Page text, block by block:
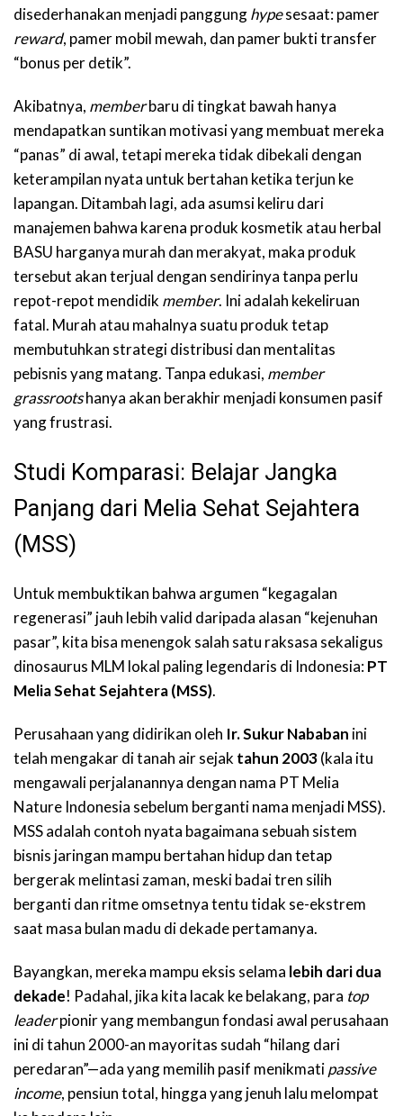
disederhanakan menjadi panggunghypesesaat: pamer
reward, pamer mobil mewah, dan pamer bukti transfer
“bonus per detik”.
Akibatnya, memberbaru di tingkat bawah hanya
mendapatkan suntikan motivasi yang membuat mereka
“panas” di awal, tetapi mereka tidak dibekali dengan
keterampilan nyata untuk bertahan ketika terjun ke
lapangan. Ditambah lagi, ada asumsi keliru dari
manajemen bahwa karena produk kosmetik atau herbal
BASU harganya murah dan merakyat, maka produk
tersebut akan terjual dengan sendirinya tanpa perlu
repot-repot mendidik member. Ini adalah kekeliruan
fatal. Murah atau mahalnya suatu produk tetap
membutuhkan strategi distribusi dan mentalitas
pebisnis yang matang. Tanpa edukasi, member
grassrootshanya akan berakhir menjadi konsumen pasif
yang frustrasi.
Studi Komparasi: Belajar Jangka
Panjang dari Melia Sehat Sejahtera
(MSS)
Untuk membuktikan bahwa argumen “kegagalan
regenerasi” jauh lebih valid daripada alasan “kejenuhan
pasar”, kita bisa menengok salah satu raksasa sekaligus
dinosaurus MLM lokal paling legendaris di Indonesia:PT
Melia Sehat Sejahtera (MSS).
Perusahaan yang didirikan oleh Ir. Sukur Nababan ini
telah mengakar di tanah air sejak tahun 2003(kala itu
mengawali perjalanannya dengan nama PT Melia
Nature Indonesia sebelum berganti nama menjadi MSS).
MSS adalah contoh nyata bagaimana sebuah sistem
bisnis jaringan mampu bertahan hidup dan tetap
bergerak melintasi zaman, meski badai tren silih
berganti dan ritme omsetnya tentu tidak se-ekstrem
saat masa bulan madu di dekade pertamanya.
Bayangkan, mereka mampu eksis selama lebih dari dua
dekade! Padahal, jika kita lacak ke belakang, para top
leaderpionir yang membangun fondasi awal perusahaan
ini di tahun 2000-an mayoritas sudah “hilang dari
peredaran”—ada yang memilih pasif menikmatipassive
income, pensiun total, hingga yang jenuh lalu melompat